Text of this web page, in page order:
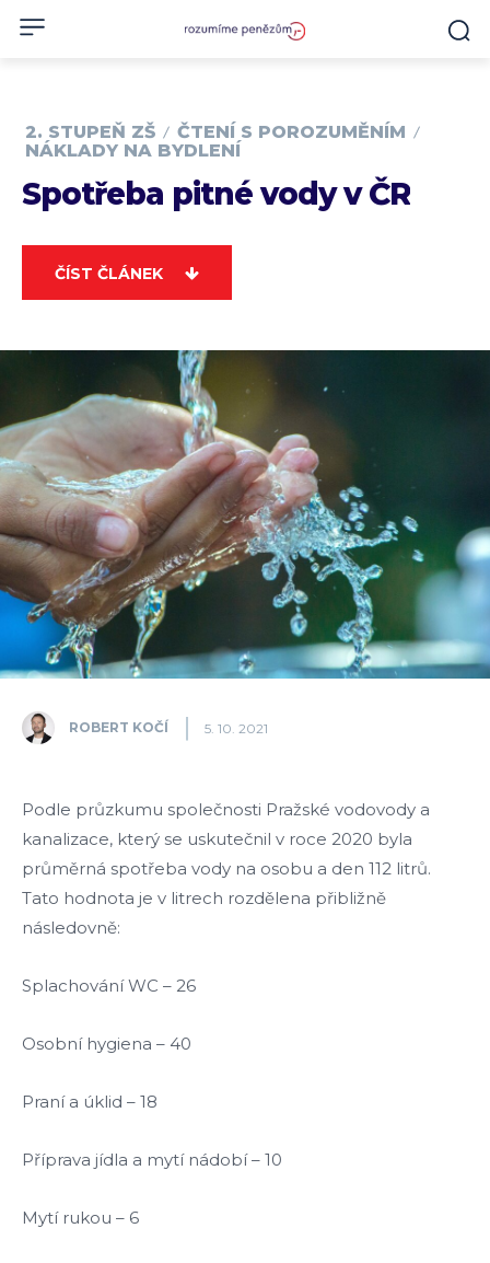
2. STUPEŇ ZŠ
ČTENÍ S POROZUMĚNÍM
NÁKLADY NA BYDLENÍ
Spotřeba pitné vody v ČR
ČÍST ČLÁNEK
ROBERT KOČÍ 5. 10. 2021
Podle průzkumu společnosti Pražské vodovody a
kanalizace, který se uskutečnil v roce 2020 byla
průměrná spotřeba vody na osobu a den 112 litrů.
Tato hodnota je v litrech rozdělena přibližně
následovně:
Splachování WC – 26
Osobní hygiena – 40
Praní a úklid – 18
Příprava jídla a mytí nádobí – 10
Mytí rukou – 6